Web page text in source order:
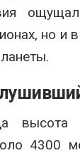
но и
высота
4300